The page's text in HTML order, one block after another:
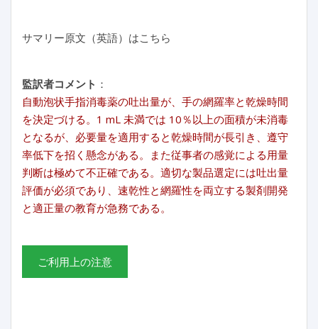
サマリー原文（英語）はこちら
監訳者コメント ：
自動泡状手指消毒薬の吐出量が、手の網羅率と乾燥時間
を決定づける。1 mL 未満では 10％以上の面積が未消毒
となるが、必要量を適用すると乾燥時間が長引き、遵守
率低下を招く懸念がある。また従事者の感覚による用量
判断は極めて不正確である。適切な製品選定には吐出量
評価が必須であり、速乾性と網羅性を両立する製剤開発
と適正量の教育が急務である。
ご利用上の注意